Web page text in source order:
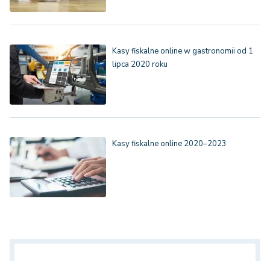
Kasy fiskalne online w gastronomii od 1
lipca 2020 roku
Kasy fiskalne online 2020–2023